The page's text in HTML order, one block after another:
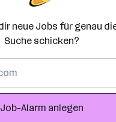
neue Jobs für genau
Suche schicken?
Job-Alarm anlegen